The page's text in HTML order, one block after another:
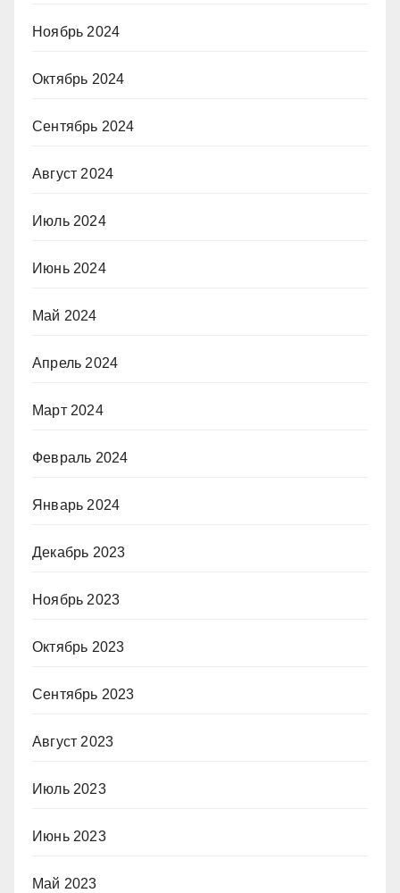
Ноябрь 2024
Октябрь 2024
Сентябрь 2024
Август 2024
Июль 2024
Июнь 2024
Май 2024
Апрель 2024
Март 2024
Февраль 2024
Январь 2024
Декабрь 2023
Ноябрь 2023
Октябрь 2023
Сентябрь 2023
Август 2023
Июль 2023
Июнь 2023
Май 2023